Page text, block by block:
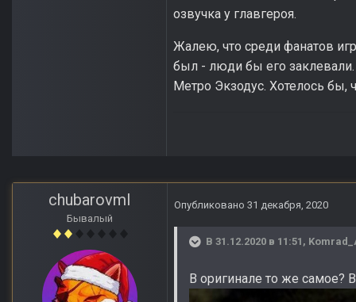
озвучка у главгероя.
Жалею, что среди фанатов
был - люди бы его заклевали.
Метро Экзодус. Хотелось бы,
chubarovml
Бывалый
Опубликовано 31 декабря, 2020
В 31.12.2020 в 11:51,
В оригинале то же самое?